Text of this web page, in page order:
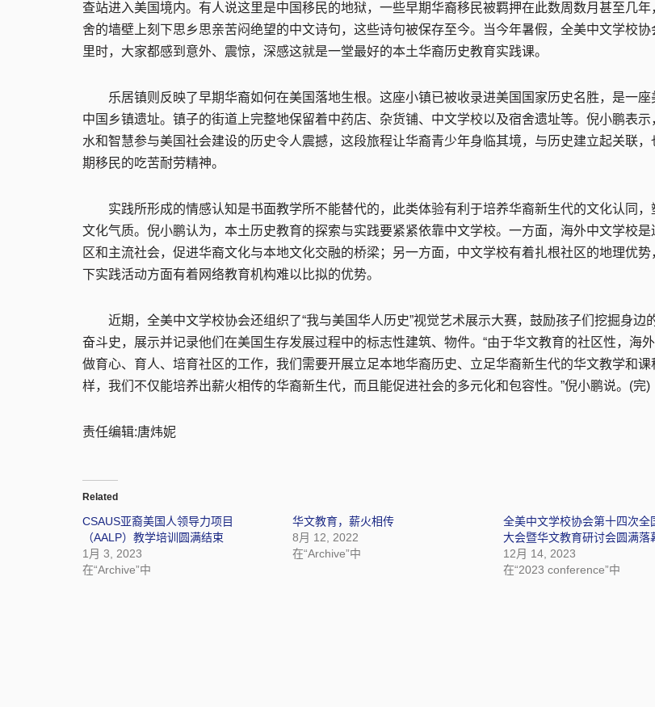
查站进入美国境内。有人说这里是中国移民的地狱，一些早期华裔移民被羁押在此数周数月甚至几年
舍的墙壁上刻下思乡思亲苦闷绝望的中文诗句，这些诗句被保存至今。当今年暑假，全美中文学校协
里时，大家都感到意外、震惊，深感这就是一堂最好的本土华裔历史教育实践课。
乐居镇则反映了早期华裔如何在美国落地生根。这座小镇已被收录进美国国家历史名胜，是一座
中国乡镇遗址。镇子的街道上完整地保留着中药店、杂货铺、中文学校以及宿舍遗址等。倪小鹏表示
水和智慧参与美国社会建设的历史令人震撼，这段旅程让华裔青少年身临其境，与历史建立起关联，
期移民的吃苦耐劳精神。
实践所形成的情感认知是书面教学所不能替代的，此类体验有利于培养华裔新生代的文化认同，
文化气质。倪小鹏认为，本土历史教育的探索与实践要紧紧依靠中文学校。一方面，海外中文学校是
区和主流社会，促进华裔文化与本地文化交融的桥梁；另一方面，中文学校有着扎根社区的地理优势
下实践活动方面有着网络教育机构难以比拟的优势。
近期，全美中文学校协会还组织了“我与美国华人历史”视觉艺术展示大赛，鼓励孩子们挖掘身边
奋斗史，展示并记录他们在美国生存发展过程中的标志性建筑、物件。“由于华文教育的社区性，海
做育心、育人、培育社区的工作，我们需要开展立足本地华裔历史、立足华裔新生代的华文教学和课
样，我们不仅能培养出薪火相传的华裔新生代，而且能促进社会的多元化和包容性。”倪小鹏说。(完)
责任编辑:唐炜妮
Related
CSAUS亚裔美国人领导力项目
（AALP）教学培训圆满结束
1月 3, 2023
在“Archive”中
华文教育，薪火相传
8月 12, 2022
在“Archive”中
全美中文学校协会第十四次全
大会暨华文教育研讨会圆满落
12月 14, 2023
在“2023 conference”中